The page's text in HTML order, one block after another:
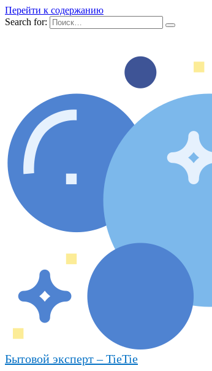
Перейти к содержанию
Search for:
Бытовой эксперт – TieTie